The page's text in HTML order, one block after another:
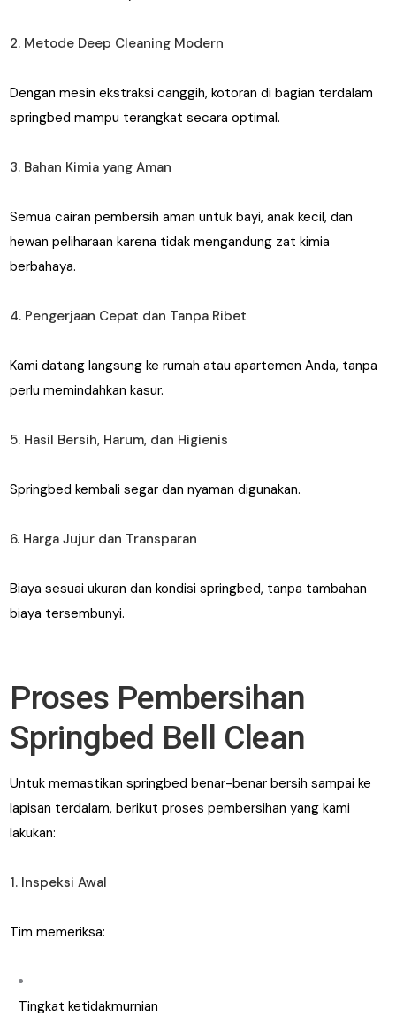
2. Metode Deep Cleaning Modern
Dengan mesin ekstraksi canggih, kotoran di bagian terdalam
springbed mampu terangkat secara optimal.
3. Bahan Kimia yang Aman
Semua cairan pembersih aman untuk bayi, anak kecil, dan
hewan peliharaan karena tidak mengandung zat kimia
berbahaya.
4. Pengerjaan Cepat dan Tanpa Ribet
Kami datang langsung ke rumah atau apartemen Anda, tanpa
perlu memindahkan kasur.
5. Hasil Bersih, Harum, dan Higienis
Springbed kembali segar dan nyaman digunakan.
6. Harga Jujur dan Transparan
Biaya sesuai ukuran dan kondisi springbed, tanpa tambahan
biaya tersembunyi.
Proses Pembersihan
Springbed Bell Clean
Untuk memastikan springbed benar-benar bersih sampai ke
lapisan terdalam, berikut proses pembersihan yang kami
lakukan:
1. Inspeksi Awal
Tim memeriksa:
Tingkat ketidakmurnian